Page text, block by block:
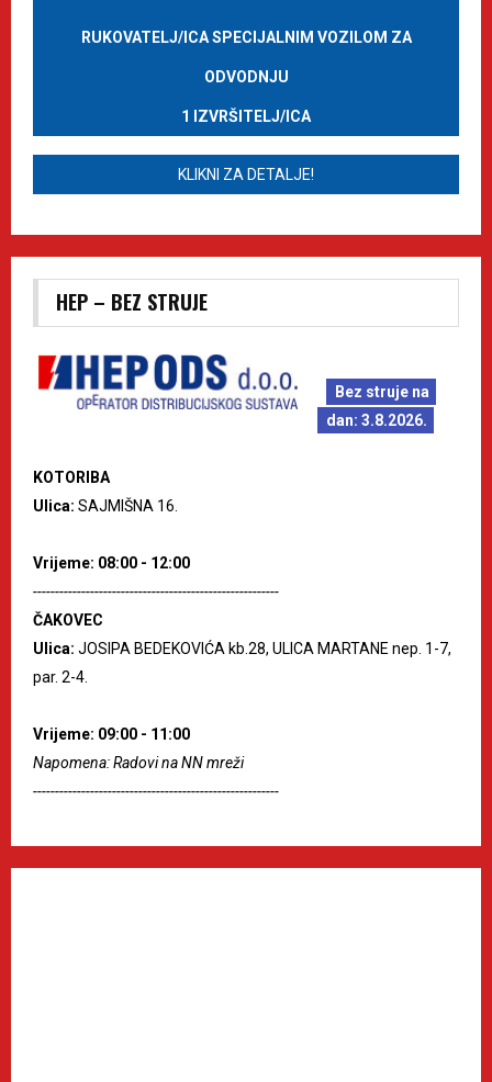
RUKOVATELJ/ICA SPECIJALNIM VOZILOM ZA
ODVODNJU
1 IZVRŠITELJ/ICA
KLIKNI ZA DETALJE!
HEP – BEZ STRUJE
Bez struje na
dan: 3.8.2026.
KOTORIBA
Ulica: SAJMIŠNA 16.
Vrijeme: 08:00 - 12:00
--------------------------------------------------------
ČAKOVEC
Ulica: JOSIPA BEDEKOVIĆA kb.28, ULICA MARTANE nep. 1-7,
par. 2-4.
Vrijeme: 09:00 - 11:00
Napomena: Radovi na NN mreži
--------------------------------------------------------